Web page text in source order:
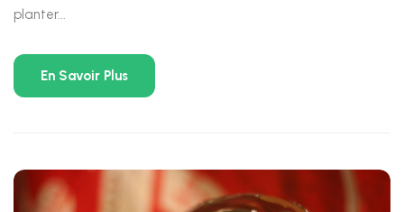
planter...
En Savoir Plus